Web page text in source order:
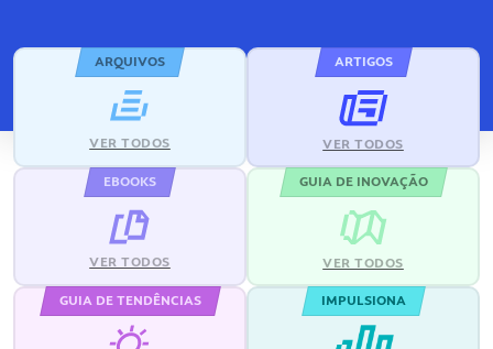
ARQUIVOS
VER TODOS
ARTIGOS
VER TODOS
EBOOKS
VER TODOS
GUIA DE INOVAÇÃO
VER TODOS
GUIA DE TENDÊNCIAS IMPULSIONA